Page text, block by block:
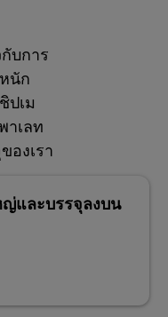
บการ
นัก
ปเม
เลท
องเรา
และบรรจุลงบน